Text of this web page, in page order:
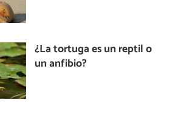
¿La tortuga es un reptil o
un anfibio?